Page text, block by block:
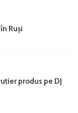
Ruși
produs pe DJ